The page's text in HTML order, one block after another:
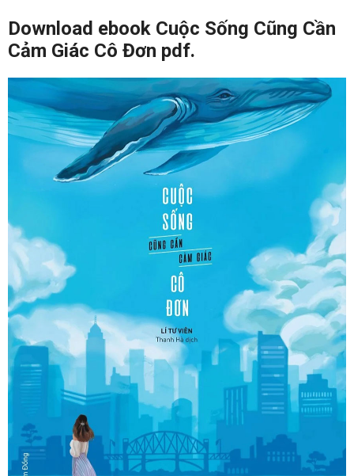
Download ebook Cuộc Sống Cũng Cần
Cảm Giác Cô Đơn pdf.